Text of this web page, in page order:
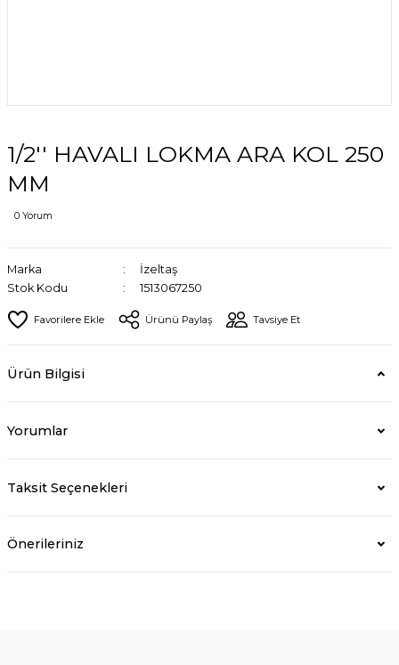
1/2'' HAVALI LOKMA ARA KOL 250
MM
0 Yorum
Marka
İzeltaş
Stok Kodu
1513067250
Ürünü Paylaş Tavsiye Et
Ürün Bilgisi
Yorumlar
Taksit Seçenekleri
Önerileriniz